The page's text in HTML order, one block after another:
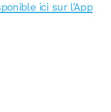
ici sur l’App